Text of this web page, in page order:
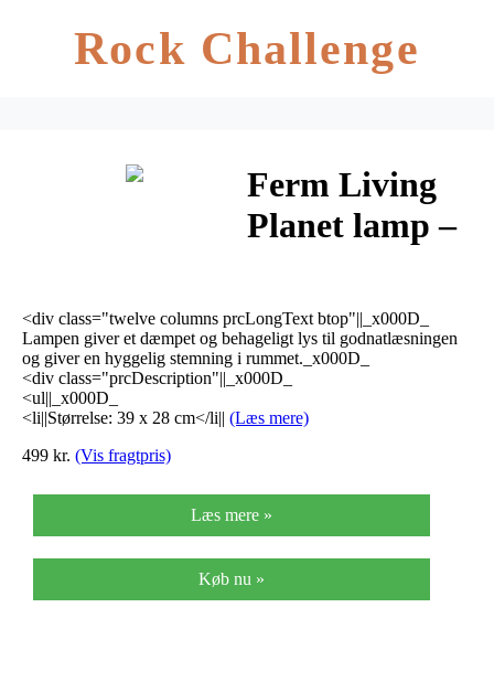
Rock Challenge
Ferm Living
Planet lamp –
<div class="twelve columns prcLongText btop"||_x000D_
Lampen giver et dæmpet og behageligt lys til godnatlæsningen
og giver en hyggelig stemning i rummet._x000D_
<div class="prcDescription"||_x000D_
<ul||_x000D_
<li||Størrelse: 39 x 28 cm</li|| (Læs mere)
499 kr. (Vis fragtpris)
Læs mere »
Køb nu »